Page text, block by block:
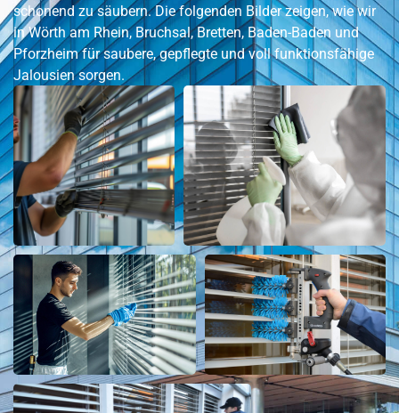
schonend zu säubern. Die folgenden Bilder zeigen, wie wir
inWörth am Rhein, Bruchsal, Bretten, Baden-Baden und
Pforzheim für saubere, gepflegte und voll funktionsfähige
Jalousien sorgen.